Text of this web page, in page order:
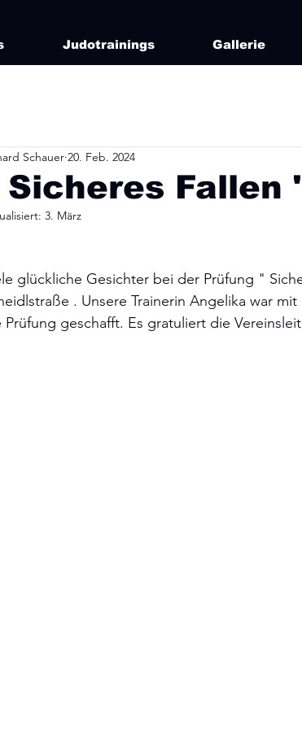
Judotrainings Gallerie
Sicheres Fallen
Schauer 20. Feb. 2024
3. März
glückliche Gesichter bei der Prüfung "
. Unsere Trainerin Angelika war
Prüfung geschafft. Es gratuliert die